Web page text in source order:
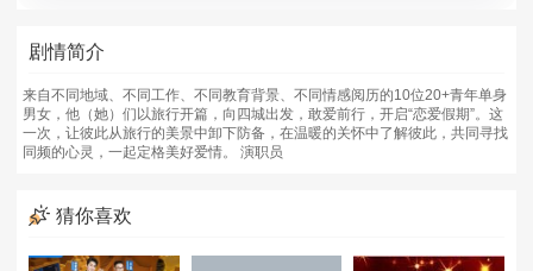
喜欢嗑我也是第2
期
第2期陪看
喜欢你日记第2期
中
喜欢你日记第2期
剧情简介
来自不同地域、不同工作、不同教育背景、不同情感阅历的10位20+青年单身
男女，他（她）们以旅行开篇，向四城出发，敢爱前行，开启“恋爱假期”。这
一次，让彼此从旅行的美景中卸下防备，在温暖的关怀中了解彼此，共同寻找
同频的心灵，一起定格美好爱情。 演职员
猜你喜欢